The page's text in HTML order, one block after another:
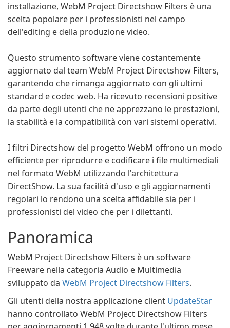
installazione, WebM Project Directshow Filters è una
scelta popolare per i professionisti nel campo
dell'editing e della produzione video.
Questo strumento software viene costantemente
aggiornato dal team WebM Project Directshow Filters,
garantendo che rimanga aggiornato con gli ultimi
standard e codec web. Ha ricevuto recensioni positive
da parte degli utenti che ne apprezzano le prestazioni,
la stabilità e la compatibilità con vari sistemi operativi.
I filtri Directshow del progetto WebM offrono un modo
efficiente per riprodurre e codificare i file multimediali
nel formato WebM utilizzando l'architettura
DirectShow. La sua facilità d'uso e gli aggiornamenti
regolari lo rendono una scelta affidabile sia per i
professionisti del video che per i dilettanti.
Panoramica
WebM Project Directshow Filters è un software
Freeware nella categoria Audio e Multimedia
sviluppato da WebM Project Directshow Filters.
Gli utenti della nostra applicazione client UpdateStar
hanno controllato WebM Project Directshow Filters